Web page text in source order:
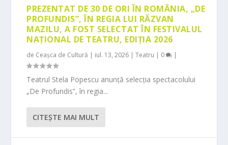
PREZENTAT DE 30 DE ORI ÎN ROMÂNIA, „DE
PROFUNDIS”, ÎN REGIA LUI RĂZVAN
MAZILU, A FOST SELECTAT ÎN FESTIVALUL
NAȚIONAL DE TEATRU, EDIȚIA 2026
de Ceașca de Cultură | iul. 13, 2026 |Teatru | 0 |
Teatrul Stela Popescu anunță selecția spectacolului
„De Profundis”, în regia...
CITEŞTE MAI MULT